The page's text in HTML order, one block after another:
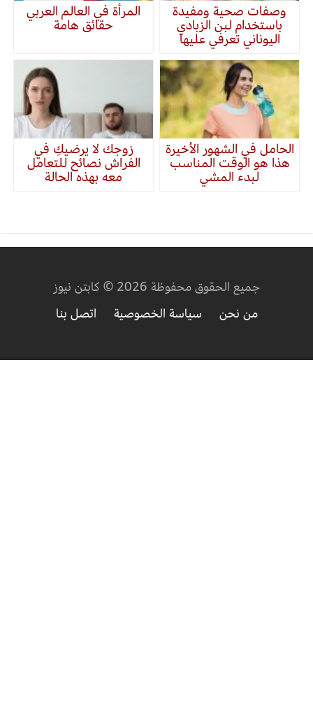
وصفات صحية ومفيدة
باستخدام لبن الزبادي
اليوناني تعرفي عليها
المرأة في العالم العربي
حقائق هامة
الحامل في الشهور الأخيرة
هذا هو الوقت المناسب
لبدء المشي
زوجك لا يرضيكِ في
الفراش نصائح للتعامل
معه بهذه الحالة
جميع الحقوق محفوظة 2026 © كابتن نيوز
من نحن
سياسة الخصوصية اتصل بنا